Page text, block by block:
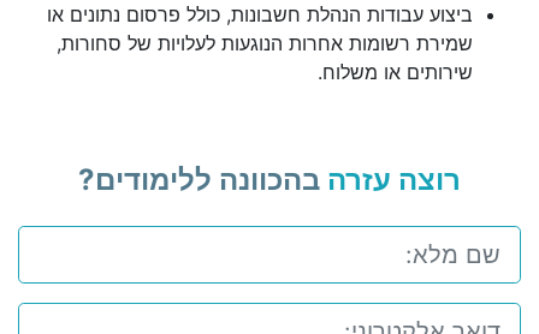
ביצוע עבודות הנהלת חשבונות, כולל פרסום נתונים או
שמירת רשומות אחרות הנוגעות לעלויות של סחורות,
שירותים או משלוח.
רוצה עזרה בהכוונה ללימודים?